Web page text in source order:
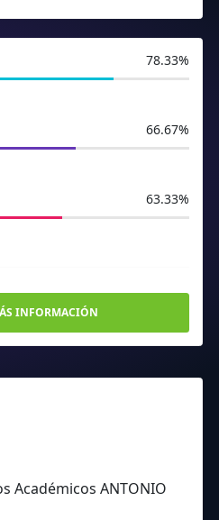
78.33%
66.67%
63.33%
INFORMACIÓN
Académicos ANTONIO